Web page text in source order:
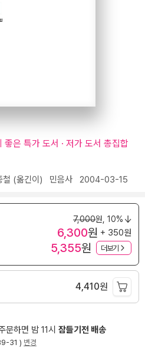
은 특가 도서 · 저가 도서 총집합
철 (옮긴이) 민음사 2004-03-15
7,000원, 10%
6,300원 + 350원
5,355원 더보기
4,410원
문하면 밤 11시 잠들기전 배송
31 ) 변경